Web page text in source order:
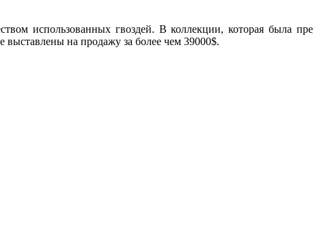
использованных гвоздей. В коллекции, которая была
выставлены на продажу за более чем 39000$.